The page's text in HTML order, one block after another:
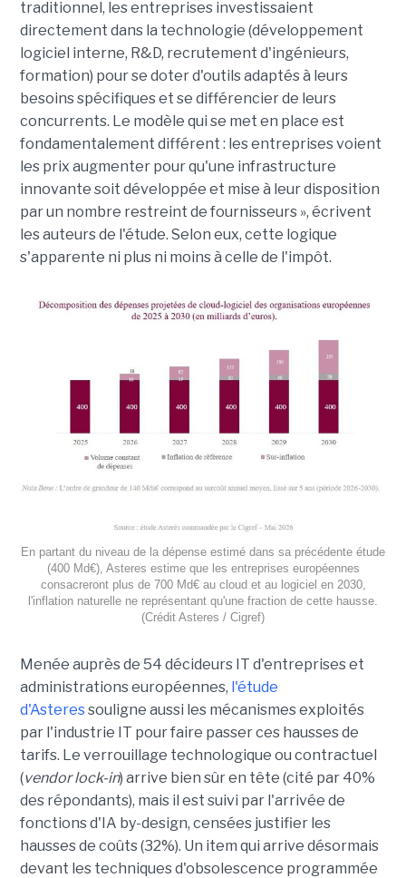
traditionnel, les entreprises investissaient
directement dans la technologie (développement
logiciel interne, R&D, recrutement d'ingénieurs,
formation) pour se doter d'outils adaptés à leurs
besoins spécifiques et se différencier de leurs
concurrents. Le modèle qui se met en place est
fondamentalement différent : les entreprises voient
les prix augmenter pour qu'une infrastructure
innovante soit développée et mise à leur disposition
par un nombre restreint de fournisseurs », écrivent
les auteurs de l'étude. Selon eux, cette logique
s'apparente ni plus ni moins à celle de l'impôt.
En partant du niveau de la dépense estimé dans sa précédente étude
(400 Md€), Asteres estime que les entreprises européennes
consacreront plus de 700 Md€ au cloud et au logiciel en 2030,
l'inflation naturelle ne représentant qu'une fraction de cette hausse.
(Crédit Asteres / Cigref)
Menée auprès de 54 décideurs IT d'entreprises et
administrations européennes, l'étude
d'Asteressouligne aussi les mécanismes exploités
par l'industrie IT pour faire passer ces hausses de
tarifs. Le verrouillage technologique ou contractuel
(vendor lock-in) arrive bien sûr en tête (cité par 40%
des répondants), mais il est suivi par l'arrivée de
fonctions d'IA by-design, censées justifier les
hausses de coûts (32%). Un item qui arrive désormais
devant les techniques d'obsolescence programmée